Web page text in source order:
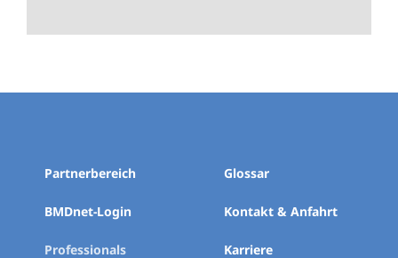
Partnerbereich
BMDnet-Login
Professionals
Glossar
Kontakt & Anfahrt
Karriere